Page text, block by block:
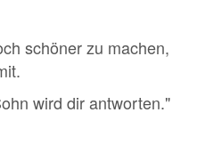
schöner zu machen,
wird dir antworten."